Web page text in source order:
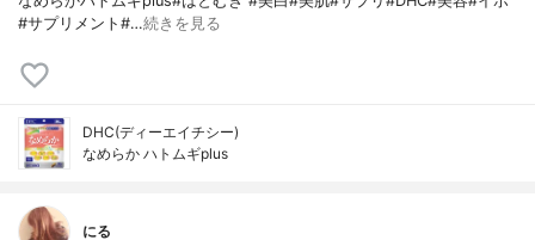
#サプリメント#…続きを見る
DHC(ディーエイチシー)
なめらか ハトムギplus
にる